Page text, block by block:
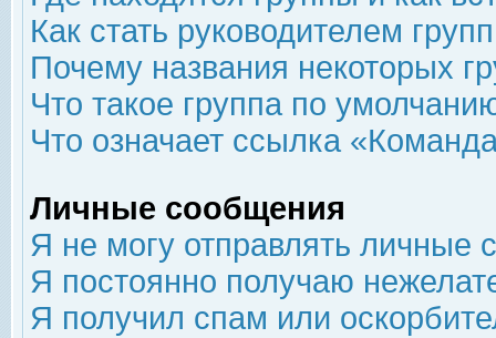
Как стать руководителем
Почему названия некоторых
Что такое группа по
Что означает ссылка
Личные сообщения
Я не могу отправлять личные
Я постоянно получаю
Я получил спам или